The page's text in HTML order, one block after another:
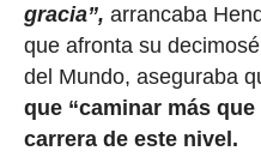
gracia”, arrancaba
que afronta su
del Mundo, aseguraba
que “caminar más
carrera de este nivel.